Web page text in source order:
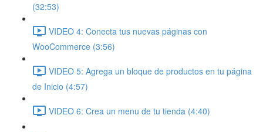
(32:53)
VIDEO 4: Conecta tus nuevas páginas con
WooCommerce (3:56)
VIDEO 5: Agrega un bloque de productos en tu página
de Inicio (4:57)
VIDEO 6: Crea un menu de tu tienda (4:40)